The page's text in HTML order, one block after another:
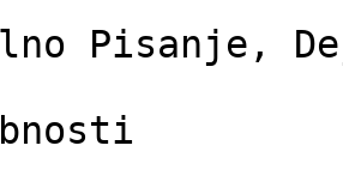
Pisanje,